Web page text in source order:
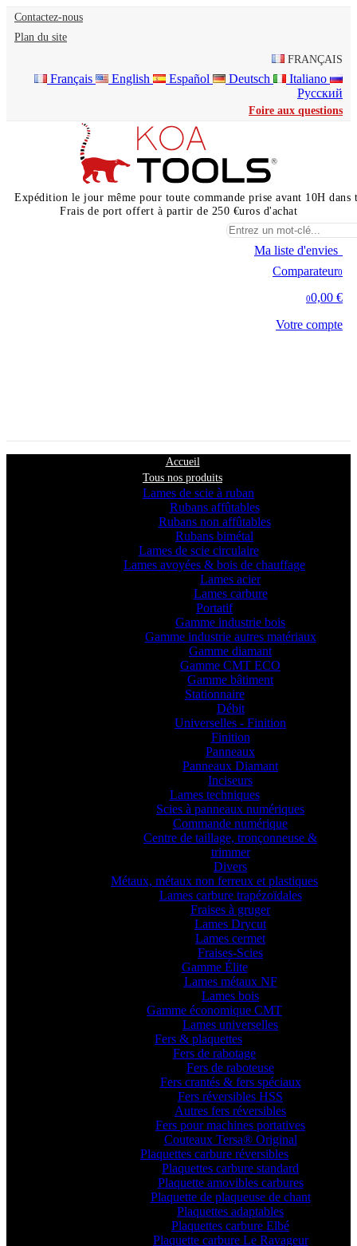
Contactez-nous
Plan du site
FRANÇAIS
Français English Español Deutsch
Italiano
Русский
Foire aux questions
Expédition le jour même pour toute commande prise avant 10H dans
Frais de port offert à partir de 250 €uros d'achat
Ma liste d'envies
Comparateur0
00,00 €
Votre compte
Accueil
Tous nos produits
Lames de scie à ruban
Rubans affûtables
Rubans non affûtables
Rubans bimétal
Lames de scie circulaire
Lames avoyées & bois de chauffage
Lames acier
Lames carbure
Portatif
Gamme industrie bois
Gamme industrie autres matériaux
Gamme diamant
Gamme CMT ECO
Gamme bâtiment
Stationnaire
Débit
Universelles - Finition
Finition
Panneaux
Panneaux Diamant
Inciseurs
Lames techniques
Scies à panneaux numériques
Commande numérique
Centre de taillage, tronçonneuse &
trimmer
Divers
Métaux, métaux non ferreux et plastiques
Lames carbure trapézoïdales
Fraises à gruger
Lames Drycut
Lames cermet
Fraises-Scies
Gamme Élite
Lames métaux NF
Lames bois
Gamme économique CMT
Lames universelles
Fers & plaquettes
Fers de rabotage
Fers de raboteuse
Fers crantés & fers spéciaux
Fers réversibles HSS
Autres fers réversibles
Fers pour machines portatives
Couteaux Tersa® Original
Plaquettes carbure réversibles
Plaquettes carbure standard
Plaquette amovibles carbures
Plaquette de plaqueuse de chant
Plaquettes adaptables
Plaquettes carbure Elbé
Plaquette carbure Le Ravageur